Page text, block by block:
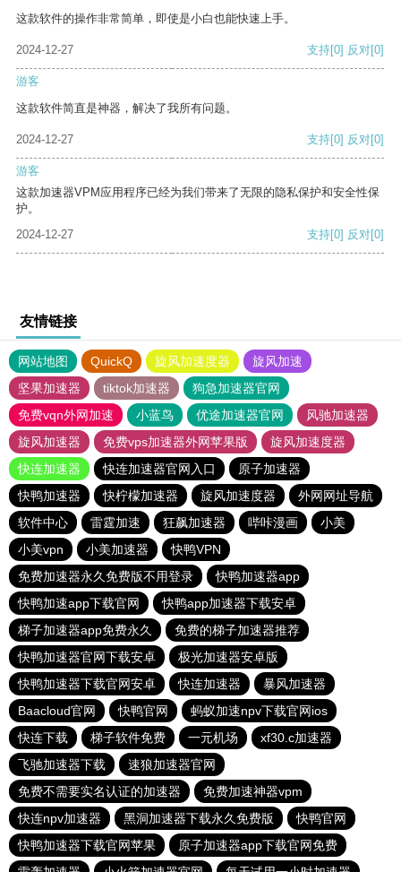
这款软件的操作非常简单，即使是小白也能快速上手。
2024-12-27 支持[0] 反对[0]
游客
这款软件简直是神器，解决了我所有问题。
2024-12-27 支持[0] 反对[0]
游客
这款加速器VPM应用程序已经为我们带来了无限的隐私保护和安全性保
护。
2024-12-27
支持[0] 反对[0]
友情链接
网站地图 QuickQ 旋风加速度器
旋风加速
坚果加速器
tiktok加速器
狗急加速器官网
免费vqn外网加速
小蓝鸟 优途加速器官网
风驰加速器
旋风加速器
免费vps加速器外网苹果版
旋风加速度器
快连加速器
快连加速器官网入口
原子加速器
快鸭加速器
快柠檬加速器 旋风加速度器
外网网址导航
软件中心
雷霆加速 狂飙加速器 哔咔漫画
小美
小美vpn
小美加速器
快鸭VPN
免费加速器永久免费版不用登录
快鸭加速器app
快鸭加速app下载官网
快鸭app加速器下载安卓
梯子加速器app免费永久
免费的梯子加速器推荐
快鸭加速器官网下载安卓
极光加速器安卓版
快鸭加速器下载官网安卓
快连加速器
暴风加速器
Baacloud官网
快鸭官网
蚂蚁加速npv下载官网ios
快连下载
梯子软件免费 一元机场
xf30.c加速器
飞驰加速器下载
速狼加速器官网
免费不需要实名认证的加速器
免费加速神器vpm
快连npv加速器
黑洞加速器下载永久免费版
快鸭官网
快鸭加速器下载官网苹果
原子加速器app下载官网免费